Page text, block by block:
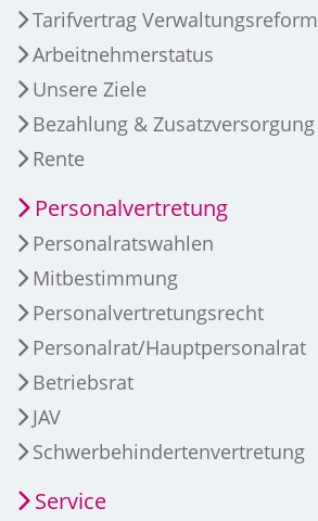
Tarifvertrag Verwaltungsreform
Arbeitnehmerstatus
Unsere Ziele
Bezahlung & Zusatzversorgung
Rente
Personalvertretung
Personalratswahlen
Mitbestimmung
Personalvertretungsrecht
Personalrat/Hauptpersonalrat
Betriebsrat
JAV
Schwerbehindertenvertretung
Service